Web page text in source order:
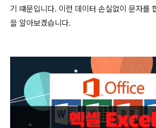
기 떄문입니다. 이런 데이터 손실없이 문자를
을 알아보겠습니다.